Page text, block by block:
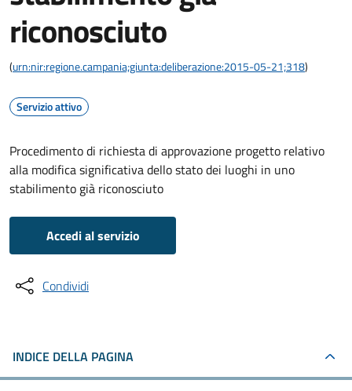
riconosciuto
(urn:nir:regione.campania;giunta:deliberazione:2015-05-21;318)
Servizio attivo
Procedimento di richiesta di approvazione progetto relativo
alla modifica significativa dello stato dei luoghi in uno
stabilimento già riconosciuto
Accedi al servizio
Condividi
INDICE DELLA PAGINA